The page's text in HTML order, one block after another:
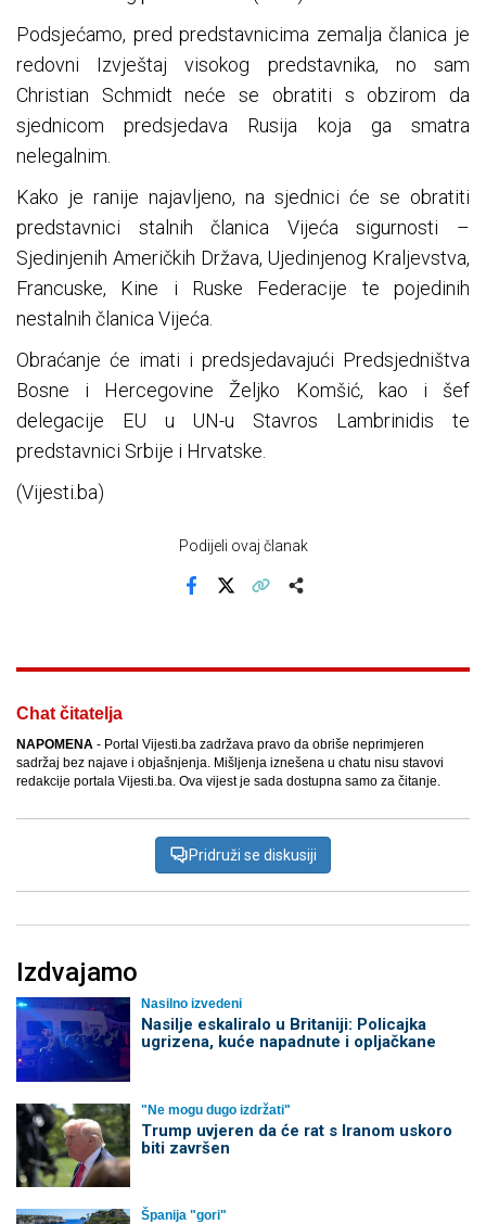
Podsjećamo, pred predstavnicima zemalja članica je
redovni Izvještaj visokog predstavnika, no sam
Christian Schmidt neće se obratiti s obzirom da
sjednicom predsjedava Rusija koja ga smatra
nelegalnim.
Kako je ranije najavljeno, na sjednici će se obratiti
predstavnici stalnih članica Vijeća sigurnosti –
Sjedinjenih Američkih Država, Ujedinjenog Kraljevstva,
Francuske, Kine i Ruske Federacije te pojedinih
nestalnih članica Vijeća.
Obraćanje će imati i predsjedavajući Predsjedništva
Bosne i Hercegovine Željko Komšić, kao i šef
delegacije EU u UN-u Stavros Lambrinidis te
predstavnici Srbije i Hrvatske.
(Vijesti.ba)
Podijeli ovaj članak
Chat čitatelja
NAPOMENA - Portal Vijesti.ba zadržava pravo da obriše neprimjeren
sadržaj bez najave i objašnjenja. Mišljenja iznešena u chatu nisu stavovi
redakcije portala Vijesti.ba. Ova vijest je sada dostupna samo za čitanje.
Pridruži se diskusiji
Izdvajamo
Nasilno izvedeni
Nasilje eskaliralo u Britaniji: Policajka
ugrizena, kuće napadnute i opljačkane
"Ne mogu dugo izdržati"
Trump uvjeren da će rat s Iranom uskoro
biti završen
Španija "gori"